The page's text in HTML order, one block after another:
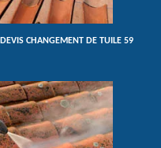
DEVIS CHANGEMENT DE TUILE 59